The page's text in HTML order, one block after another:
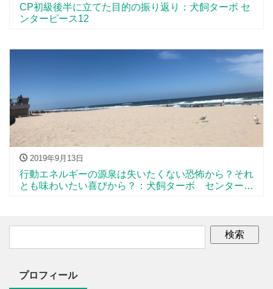
CP初級後半に立てた目的の振り返り：犬飼ターボ セ
ンターピース12
2019年9月13日
行動エネルギーの源泉は失いたくない恐怖から？それ
とも味わいたい喜びから？：犬飼ターボ センターピ
プロフィール